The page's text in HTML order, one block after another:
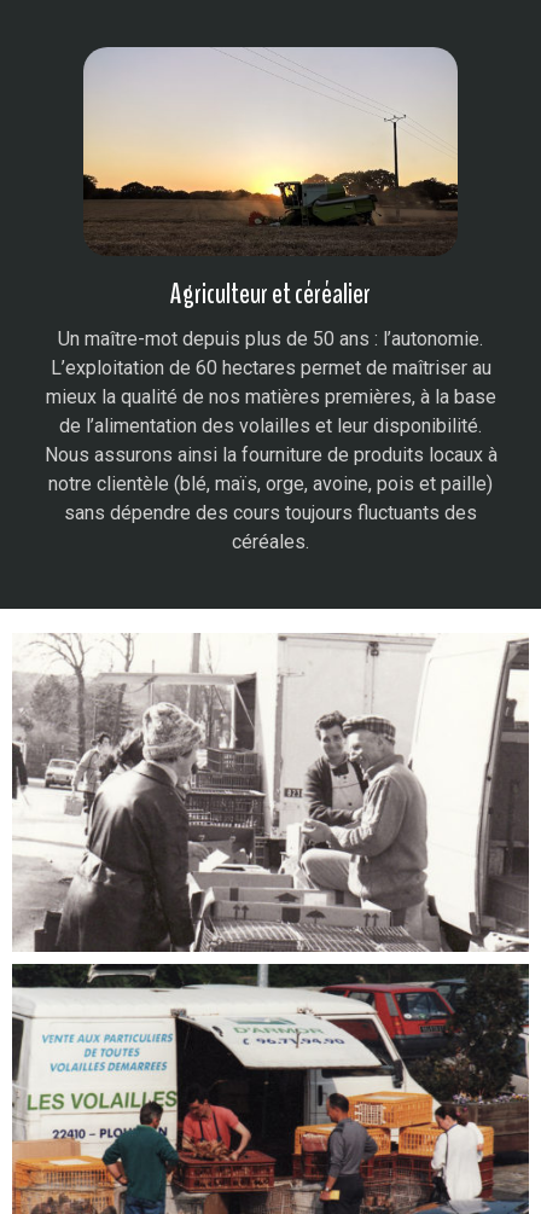
Agriculteur et céréalier​
Un maître-mot depuis plus de 50 ans : l’autonomie.
L’exploitation de 60 hectares permet de maîtriser au
mieux la qualité de nos matières premières, à la base
de l’alimentation des volailles et leur disponibilité.
Nous assurons ainsi la fourniture de produits locaux à
notre clientèle (blé, maïs, orge, avoine, pois et paille)
sans dépendre des cours toujours fluctuants des
céréales.